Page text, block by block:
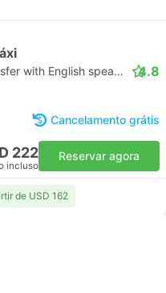
Daytrip private transfer with English speaking driver 4.8
Cancelamento grátis
222
incluso
Reservar agora
de USD 162